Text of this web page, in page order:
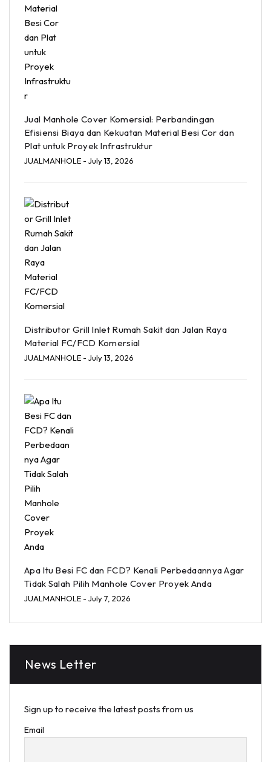
Jual Manhole Cover Komersial: Perbandingan
Efisiensi Biaya dan Kekuatan Material Besi Cor dan
Plat untuk Proyek Infrastruktur
JUALMANHOLE - July 13, 2026
Distributor Grill Inlet Rumah Sakit dan Jalan Raya
Material FC/FCD Komersial
JUALMANHOLE - July 13, 2026
Apa Itu Besi FC dan FCD? Kenali Perbedaannya Agar
Tidak Salah Pilih Manhole Cover Proyek Anda
JUALMANHOLE - July 7, 2026
News Letter
Sign up to receive the latest posts from us
Email